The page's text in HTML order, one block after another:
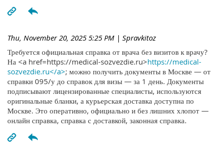
Thu, November 20, 2025 5:25 PM | Spravkitoz
Требуется официальная справка от врача без визитов к врачу?
На <a href=https://medical-sozvezdie.ru>https://medical-
sozvezdie.ru</a>; можно получить документы в Москве — от
справки 095/у до справок для визы — за 1 день. Документы
подписывают лицензированные специалисты, используются
оригинальные бланки, а курьерская доставка доступна по
Москве. Это оперативно, официально и без лишних хлопот —
онлайн справка, справка с доставкой, законная справка.